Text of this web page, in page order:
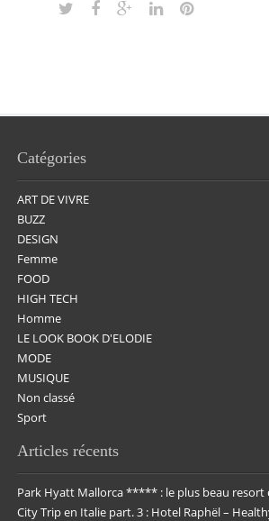
Catégories
ART DE VIVRE
BUZZ
DESIGN
Femme
FOOD
HIGH TECH
Homme
LE LOOK BOOK D'ELODIE
MODE
MUSIQUE
Non classé
Sport
Articles récents
Park Hyatt Mallorca ***** : le plus beau resort
City Trip en Italie part. 3 : Hotel Raphël –